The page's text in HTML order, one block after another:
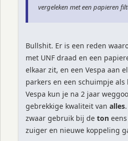
vergeleken met een papieren
Bullshit. Er is een reden
met UNF draad en een
elkaar zit, en een Vespa aan
parkers en een schuimpje
Vespa kun je na 2 jaar
gebrekkige kwaliteit van alles
zwaar gebruik bij de ton
zuiger en nieuwe koppeling